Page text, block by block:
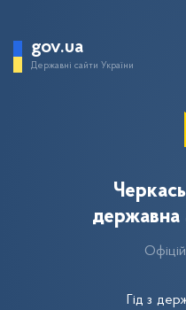
gov.ua
Державні сайти України
Гід з
державна